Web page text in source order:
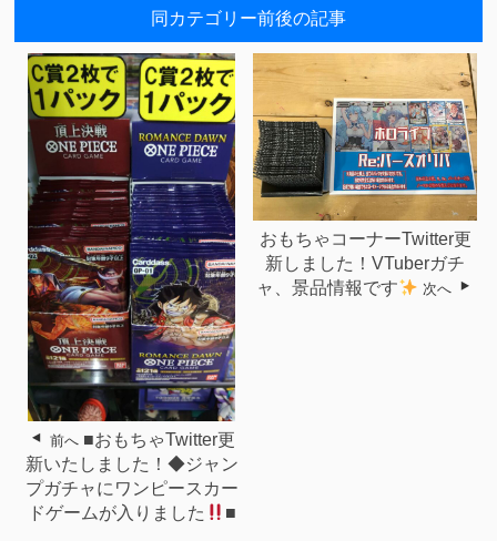
同カテゴリー前後の記事
前へ ■おもちゃTwitter更
新いたしました！◆ジャン
プガチャにワンピースカー
ドゲームが入りました
■
おもちゃコーナーTwitter更
新しました！VTuberガチ
ャ、景品情報です
次へ